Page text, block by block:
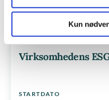
Kun
Virksomhedens
STARTDATO